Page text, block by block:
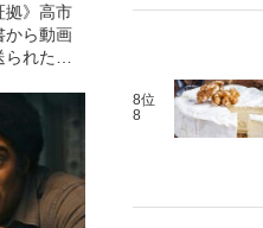
拠》高市
から動画
られた
8位
8